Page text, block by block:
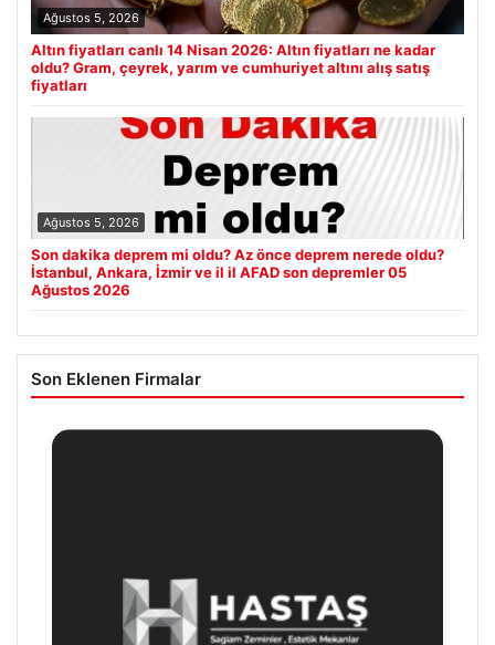
Ağustos 5, 2026
Altın fiyatları canlı 14 Nisan 2026: Altın fiyatları ne kadar
oldu? Gram, çeyrek, yarım ve cumhuriyet altını alış satış
fiyatları
Ağustos 5, 2026
Son dakika deprem mi oldu? Az önce deprem nerede oldu?
İstanbul, Ankara, İzmir ve il il AFAD son depremler 05
Ağustos 2026
Son Eklenen Firmalar